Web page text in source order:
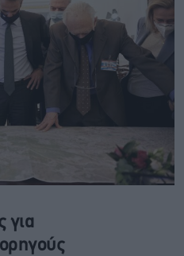
για